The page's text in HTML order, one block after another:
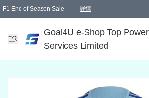
F1 End of Season Sale 詳情
Goal4U e-Shop Top Power
Services Limited